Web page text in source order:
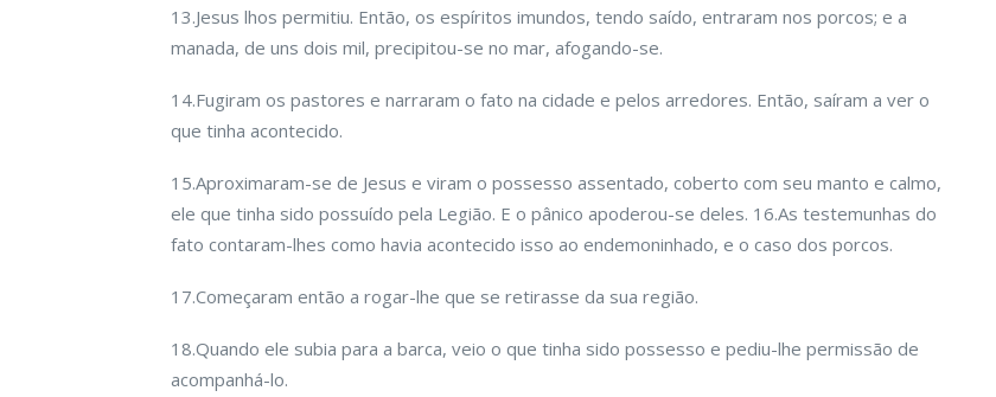
13.Jesus lhos permitiu. Então, os espíritos imundos, tendo saído, entraram nos porcos; e a
manada, de uns dois mil, precipitou-se no mar, afogando-se.
14.Fugiram os pastores e narraram o fato na cidade e pelos arredores. Então, saíram a ver o
que tinha acontecido.
15.Aproximaram-se de Jesus e viram o possesso assentado, coberto com seu manto e calmo,
ele que tinha sido possuído pela Legião. E o pânico apoderou-se deles. 16.As testemunhas do
fato contaram-lhes como havia acontecido isso ao endemoninhado, e o caso dos porcos.
17.Começaram então a rogar-lhe que se retirasse da sua região.
18.Quando ele subia para a barca, veio o que tinha sido possesso e pediu-lhe permissão de
acompa­nhá-lo.